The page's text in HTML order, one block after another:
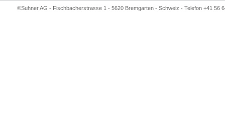
©Suhner AG - Fischbacherstrasse 1 - 5620 Bremgarten - Schweiz - Telefon +41 56